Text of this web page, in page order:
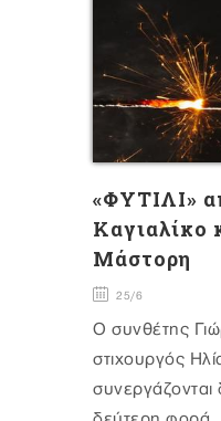
«ΦΥΤΙΛΙ»
Καγιαλίκο
Μάστορη
25/6
Ο συνθέτης
στιχουργός
συνεργάζονται